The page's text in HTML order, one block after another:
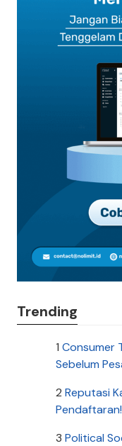
Trending
1 Consumer
Sebelum
2 Reputasi
Pendaftaran!
3 Political